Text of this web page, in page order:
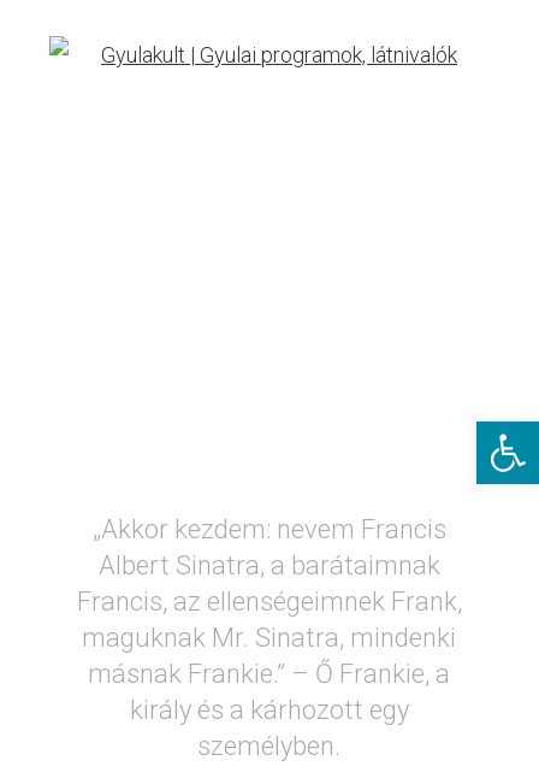
„Akkor kezdem: nevem Francis
Albert Sinatra, a barátaimnak
Francis, az ellenségeimnek Frank,
maguknak Mr. Sinatra, mindenki
másnak Frankie.” – Ő Frankie, a
király és a kárhozott egy
személyben.